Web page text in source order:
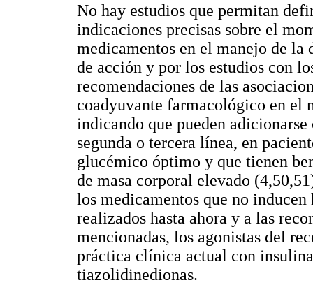
No hay estudios que permitan
indicaciones precisas sobre el
medicamentos en el manejo de la
de acción y por los estudios con
recomendaciones de las
coadyuvante farmacológico en el
indicando que pueden
segunda o tercera línea, en
glucémico óptimo y que tienen
de masa corporal elevado
los medicamentos que no
realizados hasta ahora y a las
mencionadas, los agonistas del
práctica clínica actual con
tiazolidinedionas.